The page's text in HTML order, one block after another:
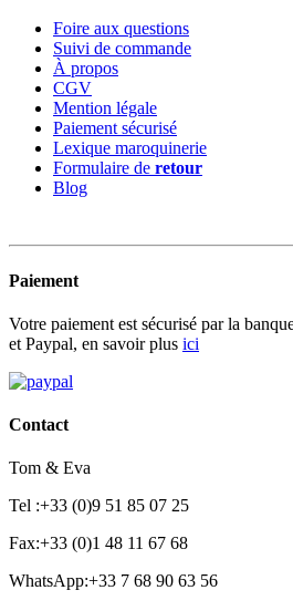
Foire aux questions
Suivi de commande
À propos
CGV
Mention légale
Paiement sécurisé
Lexique maroquinerie
Formulaire de retour
Blog
Paiement
Votre paiement est sécurisé par la
et Paypal, en savoir plus ici
Contact
Tom & Eva
Tel :+33 (0)9 51 85 07 25
Fax:+33 (0)1 48 11 67 68
WhatsApp:+33 7 68 90 63 56